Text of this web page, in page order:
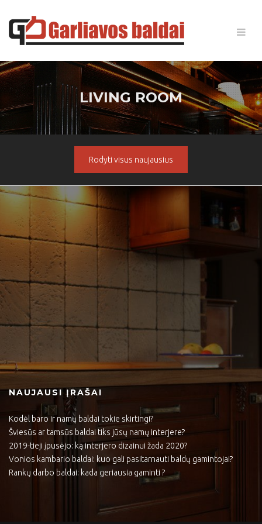
LIVING ROOM
Rodyti visus naujausius
NAUJAUSI ĮRAŠAI
Kodėl baro ir namų baldai tokie skirtingi?
Šviesūs ar tamsūs baldai tiks jūsų namų interjere?
2019-tieji įpusėjo: ką interjero dizainui žada 2020?
Vonios kambario baldai: kuo gali pasitarnauti baldų gamintojai?
Rankų darbo baldai: kada geriausia gaminti ?